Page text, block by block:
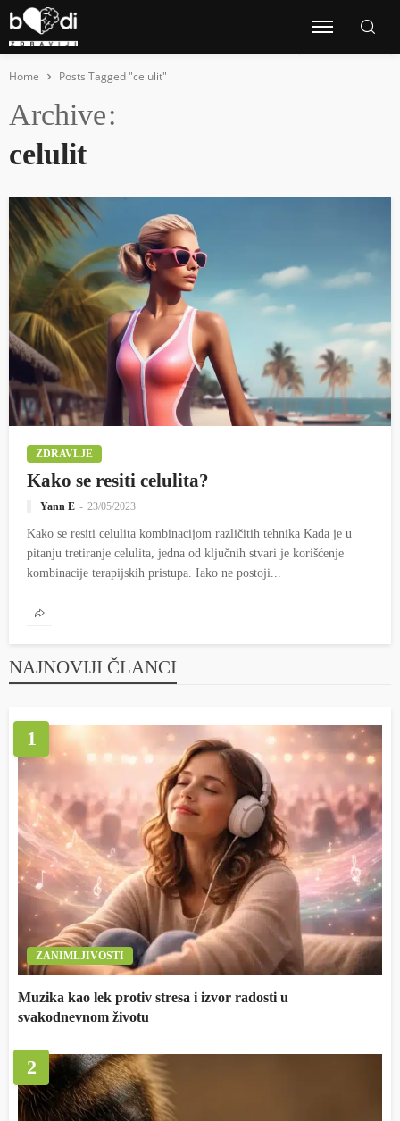
Home Posts Tagged "celulit"
Archive
celulit
ZDRAVLJE
Kako se resiti celulita?
Yann E 23/05/2023
Kako se resiti celulita kombinacijom različitih tehnika Kada je u
pitanju tretiranje celulita, jedna od ključnih stvari je korišćenje
kombinacije terapijskih pristupa. Iako ne postoji...
NAJNOVIJI ČLANCI
1
ZANIMLJIVOSTI
Muzika kao lek protiv stresa i izvor radosti u
svakodnevnom životu
2